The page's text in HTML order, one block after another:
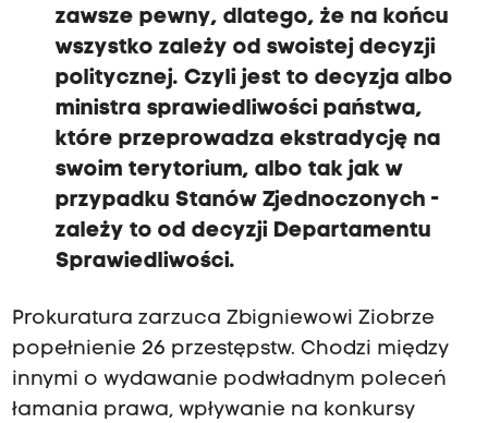
zawsze pewny, dlatego, że na końcu
wszystko zależy od swoistej decyzji
politycznej. Czyli jest to decyzja albo
ministra sprawiedliwości państwa,
które przeprowadza ekstradycję na
swoim terytorium, albo tak jak w
przypadku Stanów Zjednoczonych -
zależy to od decyzji Departamentu
Sprawiedliwości.
Prokuratura zarzuca Zbigniewowi Ziobrze
popełnienie 26 przestępstw. Chodzi między
innymi o wydawanie podwładnym poleceń
łamania prawa, wpływanie na konkursy